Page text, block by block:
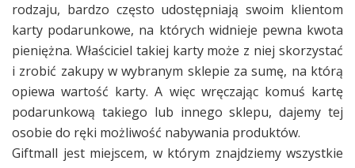
rodzaju, bardzo często udostępniają swoim klientom
karty podarunkowe, na których widnieje pewna kwota
pieniężna. Właściciel takiej karty może z niej skorzystać
i zrobić zakupy w wybranym sklepie za sumę, na którą
opiewa wartość karty. A więc wręczając komuś kartę
podarunkową takiego lub innego sklepu, dajemy tej
osobie do ręki możliwość nabywania produktów.
Giftmall jest miejscem, w którym znajdziemy wszystkie